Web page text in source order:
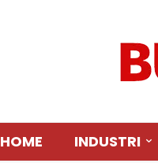
HOME INDUSTRI